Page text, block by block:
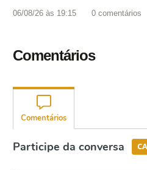
06/08/26 às 19:15 0 comentários
Comentários